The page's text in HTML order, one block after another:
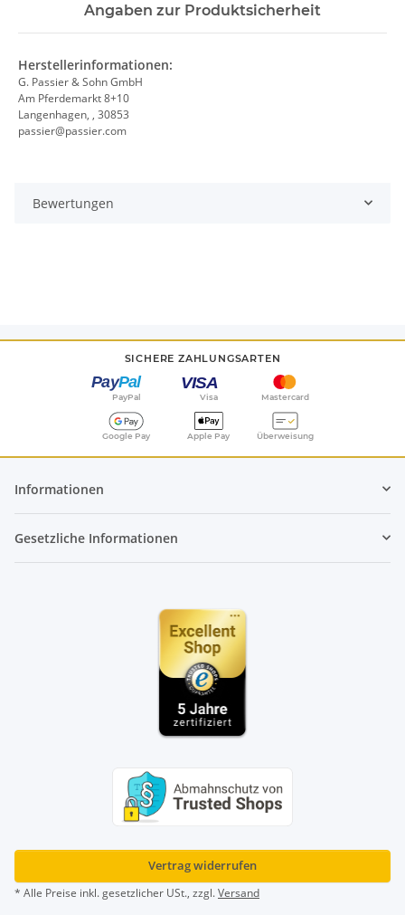
Angaben zur Produktsicherheit
Herstellerinformationen:
G. Passier & Sohn GmbH
Am Pferdemarkt 8+10
Langenhagen, , 30853
passier@passier.com
Bewertungen
SICHERE ZAHLUNGSARTEN
PayPal Visa Mastercard
Google Pay Apple Pay Überweisung
Informationen
Gesetzliche Informationen
Vertrag widerrufen
* Alle Preise inkl. gesetzlicher USt., zzgl.Versand